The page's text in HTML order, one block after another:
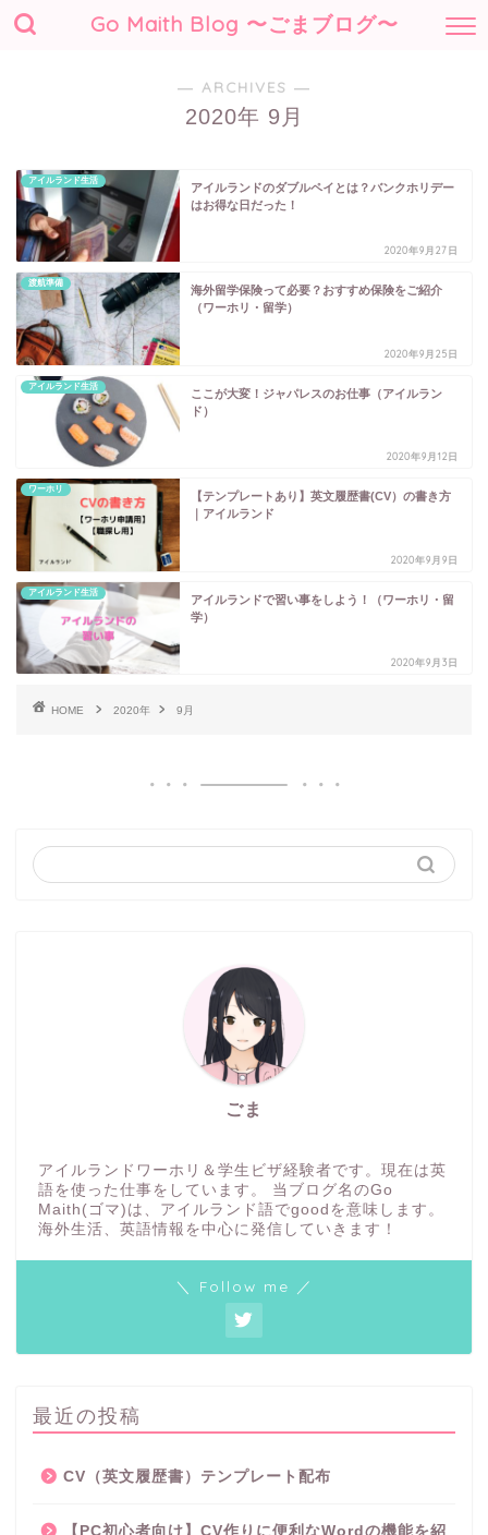
Go Maith Blog 〜ごまブログ〜
― ARCHIVES ―
2020年 9月
アイルランド生活
アイルランドのダブルペイとは？バンクホリデー
はお得な日だった！
2020年9月27日
渡航準備
海外留学保険って必要？おすすめ保険をご紹介
（ワーホリ・留学）
2020年9月25日
アイルランド生活
ここが大変！ジャパレスのお仕事（アイルラン
ド）
2020年9月12日
ワーホリ
【テンプレートあり】英文履歴書(CV）の書き方
｜アイルランド
2020年9月9日
アイルランド生活
アイルランドで習い事をしよう！（ワーホリ・留
学）
2020年9月3日
HOME 2020年 9月
ごま
アイルランドワーホリ＆学生ビザ経験者です。現在は英
語を使った仕事をしています。 当ブログ名のGo
Maith(ゴマ)は、アイルランド語でgoodを意味します。
海外生活、英語情報を中心に発信していきます！
＼ Follow me ／
最近の投稿
CV（英文履歴書）テンプレート配布
【PC初心者向け】CV作りに便利なWordの機能を紹